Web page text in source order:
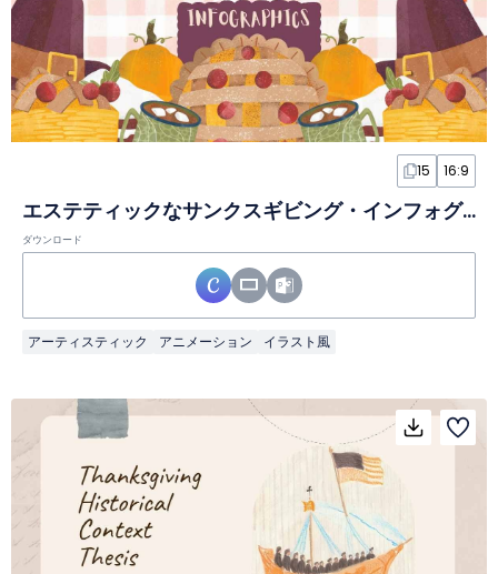
15 16:9
エステティックなサンクスギビング・インフォグラフィック
ダウンロード
アーティスティック アニメーション イラスト風